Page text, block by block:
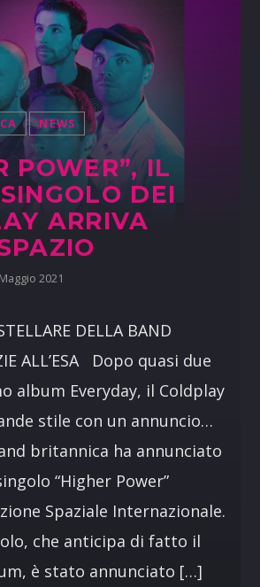
NEWS
POWER”, IL
DEI
ARRIVA
2021
DELLA BAND
ALL’ESA Dopo quasi due
album Everyday, il Coldplay
stile con un annuncio…
britannica ha annunciato
“Higher Power”
Spaziale Internazionale.
che anticipa di fatto il
è stato annunciato […]